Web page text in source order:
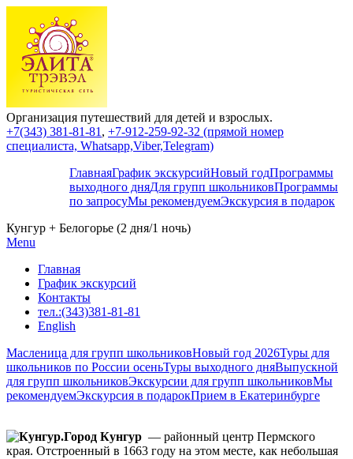
Организация путешествий для детей и взрослых.
+7(343) 381-81-81 , +7-912-259-92-32 (прямой номер
специалиста, Whatsapp,Viber,Telegram)
ГлавнаяГрафик экскурсийНовый годПрограммы
выходного дняДля групп школьниковПрограммы
по запросуМы рекомендуемЭкскурсия в подарок
Кунгур + Белогорье (2 дня/1 ночь)
Menu
Главная
График экскурсий
Контакты
тел.:(343)381-81-81
English
Масленица для групп школьниковНовый год 2026Туры для
школьников по России осеньТуры выходного дняВыпускной
для групп школьниковЭкскурсии для групп школьниковМы
рекомендуемЭкскурсия в подарокПрием в Екатеринбурге
Город Кунгур — районный центр Пермского
края. Отстроенный в 1663 году на этом месте, как небольшая